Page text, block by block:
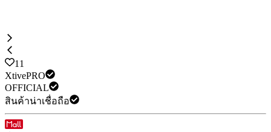
11
XtivePRO
OFFICIAL
สินค้าน่าเชื่อถือ